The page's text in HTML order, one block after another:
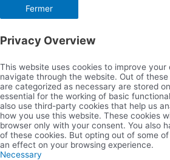
Fermer
Privacy Overview
This website uses cookies to improve your
navigate through the website. Out of
are categorized as necessary are stored
essential for the working of basic
also use third-party cookies that help us
how you use this website. These cookies
browser only with your consent. You also
of these cookies. But opting out of some
an effect on your browsing experience.
Necessary